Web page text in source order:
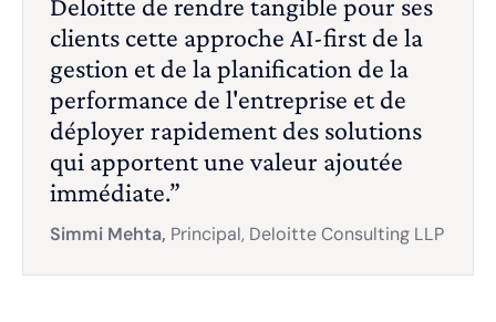
Deloitte de rendre tangible pour ses
clients cette approche AI-first de la
gestion et de la planification de la
performance de l'entreprise et de
déployer rapidement des solutions
qui apportent une valeur ajoutée
immédiate.”
Simmi Mehta, Principal, Deloitte Consulting LLP